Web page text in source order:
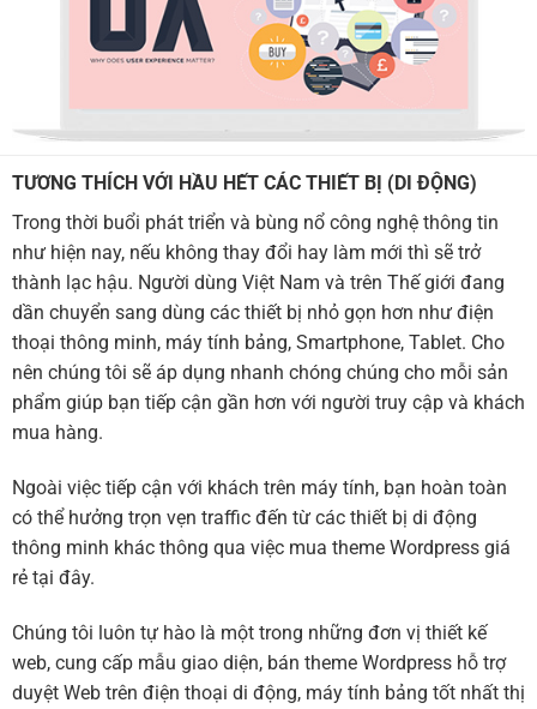
TƯƠNG THÍCH VỚI HẦU HẾT CÁC THIẾT BỊ (DI ĐỘNG)
Trong thời buổi phát triển và bùng nổ công nghệ thông tin
như hiện nay, nếu không thay đổi hay làm mới thì sẽ trở
thành lạc hậu. Người dùng Việt Nam và trên Thế giới đang
dần chuyển sang dùng các thiết bị nhỏ gọn hơn như điện
thoại thông minh, máy tính bảng, Smartphone, Tablet. Cho
nên chúng tôi sẽ áp dụng nhanh chóng chúng cho mỗi sản
phẩm giúp bạn tiếp cận gần hơn với người truy cập và khách
mua hàng.
Ngoài việc tiếp cận với khách trên máy tính, bạn hoàn toàn
có thể hưởng trọn vẹn traffic đến từ các thiết bị di động
thông minh khác thông qua việc mua theme Wordpress giá
rẻ tại đây.
Chúng tôi luôn tự hào là một trong những đơn vị thiết kế
web, cung cấp mẫu giao diện, bán theme Wordpress hỗ trợ
duyệt Web trên điện thoại di động, máy tính bảng tốt nhất thị